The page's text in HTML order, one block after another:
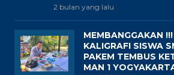
2 bulan yang lalu
MEMBANGGAKAN
KALIGRAFI SISWA
PAKEM TEMBUS
MAN 1